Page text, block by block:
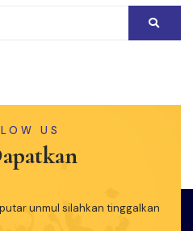
US
unmul silahkan tinggalkan